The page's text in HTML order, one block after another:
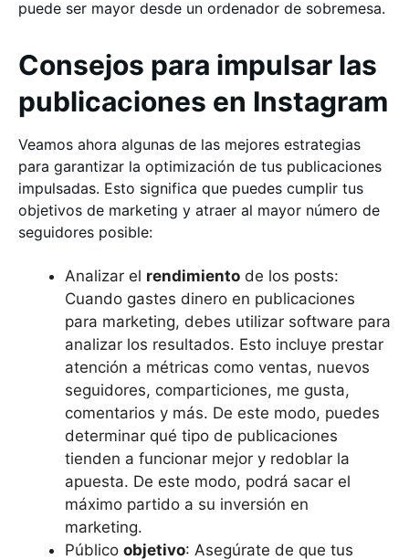
puede ser mayor desde un ordenador de sobremesa.
Consejos para impulsar las
publicaciones en Instagram
Veamos ahora algunas de las mejores estrategias
para garantizar la optimización de tus publicaciones
impulsadas. Esto significa que puedes cumplir tus
objetivos de marketing y atraer al mayor número de
seguidores posible:
Analizar el rendimiento de los posts:
Cuando gastes dinero en publicaciones
para marketing, debes utilizar software para
analizar los resultados. Esto incluye prestar
atención a métricas como ventas, nuevos
seguidores, comparticiones, me gusta,
comentarios y más. De este modo, puedes
determinar qué tipo de publicaciones
tienden a funcionar mejor y redoblar la
apuesta. De este modo, podrá sacar el
máximo partido a su inversión en
marketing.
Público objetivo: Asegúrate de que tus